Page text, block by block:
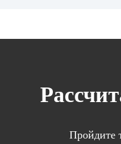
Пройдите